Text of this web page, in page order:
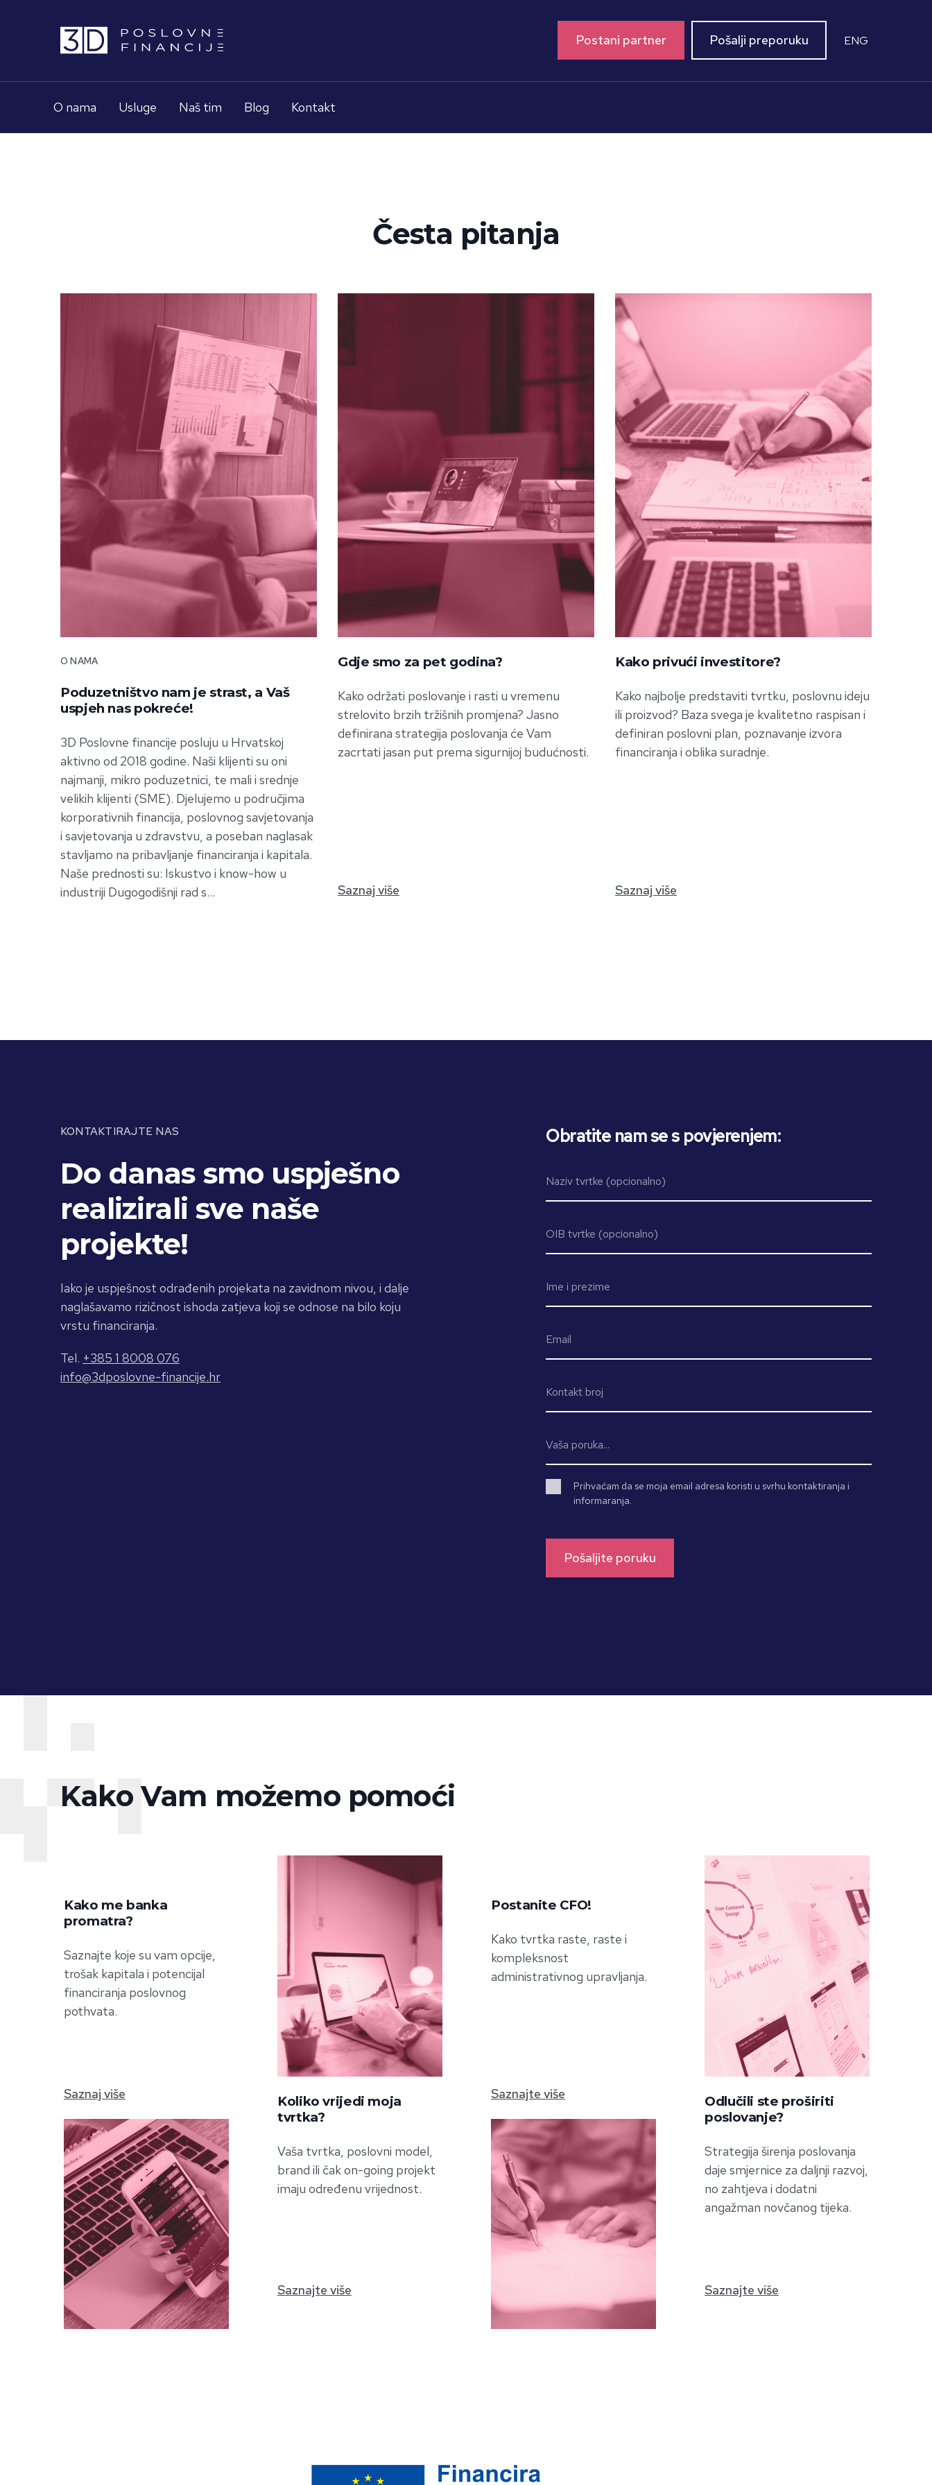
Postani partner Pošalji preporuku ENG
O nama Usluge Naš tim Blog Kontakt
Česta pitanja
O NAMA
Poduzetništvo nam je strast, a Vaš
uspjeh nas pokreće!
3D Poslovne financije posluju u Hrvatskoj
aktivno od 2018 godine. Naši klijenti su oni
najmanji, mikro poduzetnici, te mali i srednje
velikih klijenti (SME). Djelujemo u područjima
korporativnih financija, poslovnog savjetovanja
i savjetovanja u zdravstvu, a poseban naglasak
stavljamo na pribavljanje financiranja i kapitala.
Naše prednosti su: Iskustvo i know-how u
industriji Dugogodišnji rad s…
Gdje smo za pet godina?
Kako održati poslovanje i rasti u vremenu
strelovito brzih tržišnih promjena? Jasno
definirana strategija poslovanja će Vam
zacrtati jasan put prema sigurnijoj budućnosti.
Saznaj više
Kako privući investitore?
Kako najbolje predstaviti tvrtku, poslovnu ideju
ili proizvod? Baza svega je kvalitetno raspisan i
definiran poslovni plan, poznavanje izvora
financiranja i oblika suradnje.
Saznaj više
KONTAKTIRAJTE NAS
Do danas smo uspješno
realizirali sve naše
projekte!
Iako je uspješnost odrađenih projekata na zavidnom nivou, i dalje
naglašavamo rizičnost ishoda zatjeva koji se odnose na bilo koju
vrstu financiranja.
Tel. +385 1 8008 076
info@3dposlovne-financije.hr
Obratite nam se s povjerenjem:
Prihvaćam da se moja email adresa koristi u svrhu kontaktiranja i
informaranja.
Kako Vam možemo pomoći
Kako me banka
promatra?
Saznajte koje su vam opcije,
trošak kapitala i potencijal
financiranja poslovnog
pothvata.
Saznaj više
Koliko vrijedi moja
tvrtka?
Vaša tvrtka, poslovni model,
brand ili čak on-going projekt
imaju određenu vrijednost.
Saznajte više
Postanite CFO!
Kako tvrtka raste, raste i
kompleksnost
administrativnog upravljanja.
Saznajte više
Odlučili ste proširiti
poslovanje?
Strategija širenja poslovanja
daje smjernice za daljnji razvoj,
no zahtjeva i dodatni
angažman novčanog tijeka.
Saznajte više